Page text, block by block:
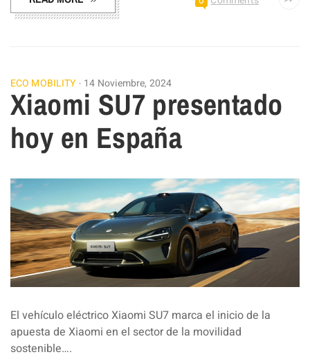
ECO MOBILITY 14 Noviembre, 2024
Xiaomi SU7 presentado
hoy en España
El vehículo eléctrico Xiaomi SU7 marca el inicio de la
apuesta de Xiaomi en el sector de la movilidad
sostenible….